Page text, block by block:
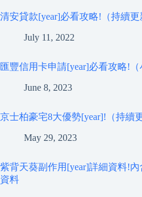
清安貸款[year]必看攻略!（持續更
July 11, 2022
匯豐信用卡申請[year]必看攻略!（
June 8, 2023
京士柏豪宅8大優勢[year]!（持續
May 29, 2023
紫背天葵副作用[year]詳細資料!
資料